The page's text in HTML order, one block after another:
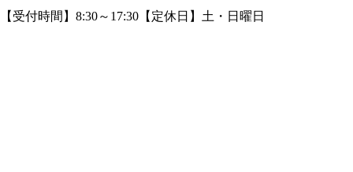
【受付時間】8:30～17:30【定休日】土・日曜日